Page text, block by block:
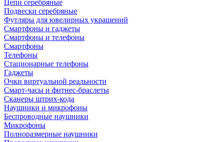
Цепи серебряные
Подвески серебряные
Футляры для ювелирных украшений
Смартфоны и гаджеты
Смартфоны и телефоны
Смартфоны
Телефоны
Стационарные телефоны
Гаджеты
Очки виртуальной реальности
Смарт-часы и фитнес-браслеты
Сканеры штрих-кода
Наушники и микрофоны
Беспроводные наушники
Микрофоны
Полноразмерные наушники